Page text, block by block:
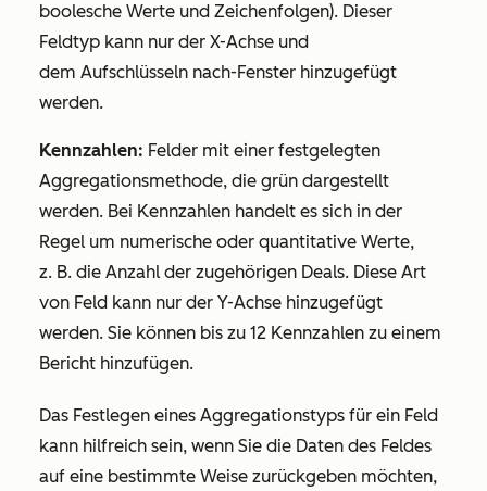
boolesche Werte und Zeichenfolgen). Dieser
Feldtyp kann nur der X-Achse und
dem Aufschlüsseln nach-Fenster hinzugefügt
werden.
Kennzahlen: Felder mit einer festgelegten
Aggregationsmethode, die grün dargestellt
werden. Bei Kennzahlen handelt es sich in der
Regel um numerische oder quantitative Werte,
z. B. die Anzahl der zugehörigen Deals. Diese Art
von Feld kann nur der Y-Achse hinzugefügt
werden. Sie können bis zu 12 Kennzahlen zu einem
Bericht hinzufügen.
Das Festlegen eines Aggregationstyps für ein Feld
kann hilfreich sein, wenn Sie die Daten des Feldes
auf eine bestimmte Weise zurückgeben möchten,